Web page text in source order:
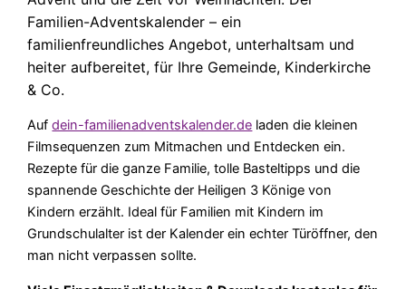
Familien-Adventskalender – ein
familienfreundliches Angebot, unterhaltsam und
heiter aufbereitet, für Ihre Gemeinde, Kinderkirche
& Co.
Aufdein-familienadventskalender.de laden die kleinen
Filmsequenzen zum Mitmachen und Entdecken ein.
Rezepte für die ganze Familie, tolle Basteltipps und die
spannende Geschichte der Heiligen 3 Könige von
Kindern erzählt. Ideal für Familien mit Kindern im
Grundschulalter ist der Kalender ein echter Türöffner, den
man nicht verpassen sollte.